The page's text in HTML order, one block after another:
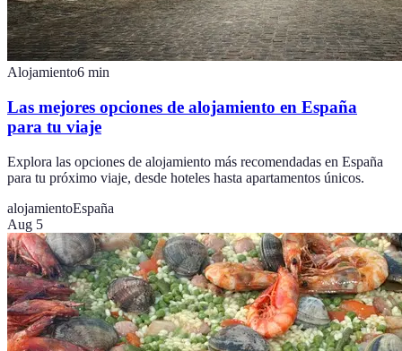
Alojamiento6 min
Las mejores opciones de alojamiento en España
para tu viaje
Explora las opciones de alojamiento más recomendadas en España
para tu próximo viaje, desde hoteles hasta apartamentos únicos.
alojamientoEspaña
Aug 5